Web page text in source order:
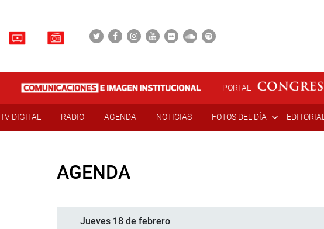
PORTAL
TV DIGITAL RADIO AGENDA NOTICIAS FOTOS DEL DÍA EDITORIAL
AGENDA
Jueves 18 de febrero